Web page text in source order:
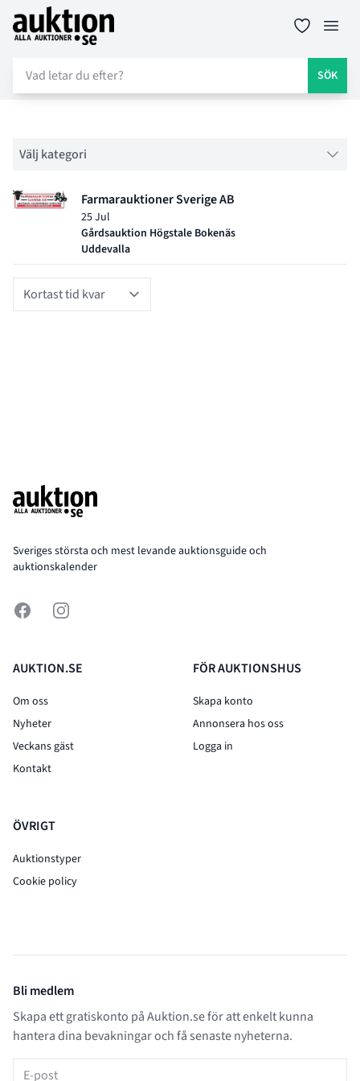
Auktion.se
SÖK
Filter
Välj kategori
Objektlistning för auktionFarmarauktioner Sverige AB
25 Jul
Gårdsauktion Högstale Bokenäs
Uddevalla
Sort
Sveriges största och mest levande auktionsguide och
auktionskalender
FacebookInstagram
AUKTION.SE
Om oss
Nyheter
Veckans gäst
Kontakt
ÖVRIGT
Auktionstyper
Cookie policy
FÖR AUKTIONSHUS
Skapa konto
Annonsera hos oss
Logga in
Bli medlem
Skapa ett gratiskonto på Auktion.se för att enkelt kunna
hantera dina bevakningar och få senaste nyheterna.
E-post